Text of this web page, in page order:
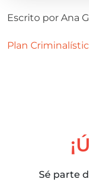
Escrito por Ana
Plan
Sé parte